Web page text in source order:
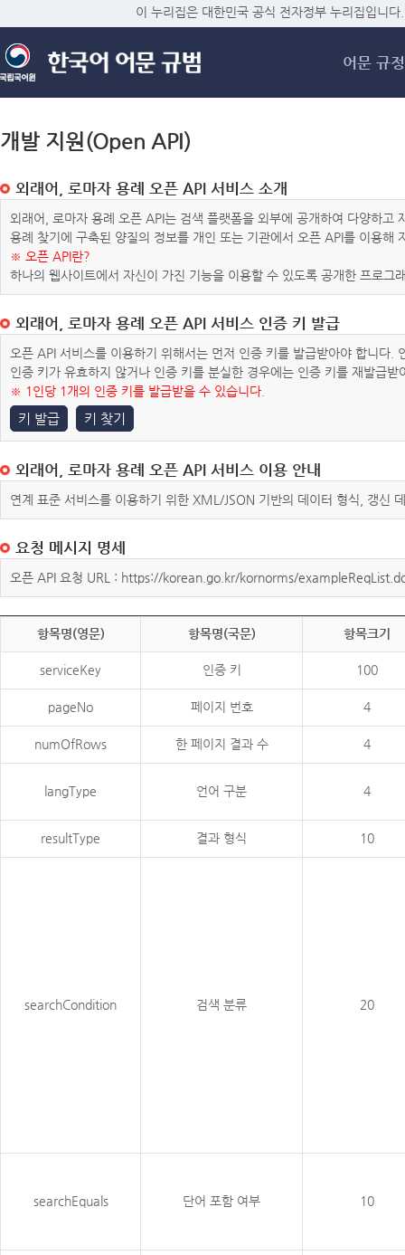
메
이 누리집은 대한민국 공식 전자정부 누리집입니다.
어문 규정
개발 지원(Open API)
외래어, 로마자 용례 오픈 API 서비스 소개
외래어, 로마자 용례 오픈 API는 검색 플랫폼을 외부에 공개하여 다양하
용례 찾기에 구축된 양질의 정보를 개인 또는 기관에서 오픈 API를 이용해
※ 오픈 API란?
하나의 웹사이트에서 자신이 가진 기능을 이용할 수 있도록 공개한 프로그
외래어, 로마자 용례 오픈 API 서비스 인증 키 발급
오픈 API 서비스를 이용하기 위해서는 먼저 인증 키를 발급받아야 합니다
인증 키가 유효하지 않거나 인증 키를 분실한 경우에는 인증 키를 재발급받
※ 1인당 1개의 인증 키를 발급받을 수 있습니다.
키 발급 키 찾기
외래어, 로마자 용례 오픈 API 서비스 이용 안내
연계 표준 서비스를 이용하기 위한 XML/JSON 기반의 데이터 형식, 갱신
요청 메시지 명세
오픈 API 요청 URL : https://korean.go.kr/kornorms/
항목명(영문) 항목명(국문) 항목크기
serviceKey 인증 키 100
pageNo 페이지 번호 4
numOfRows 한 페이지 결과 수 4
langType 언어 구분 4
resultType 결과 형식 10
searchCondition 검색 분류 20
searchEquals 단어 포함 여부 10